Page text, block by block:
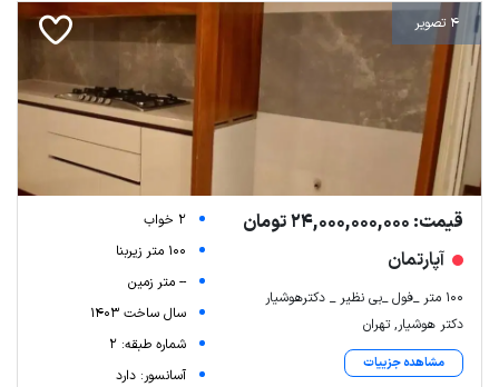
4 تصویر
قیمت: 24,000,000,000 تومان
آپارتمان
۱۰۰ متر _فول _بی نظیر _ دکترهوشیار
دکتر هوشیار, تهران
مشاهده جزییات
2 خواب
100 متر زیربنا
-- متر زمین
سال ساخت 1403
شماره طبقه: 2
آسانسور: دارد